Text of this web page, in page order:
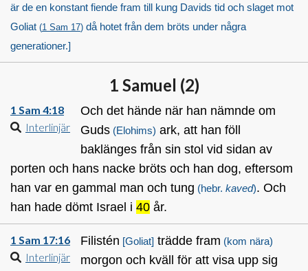
är de en konstant fiende fram till kung Davids tid och slaget mot
Goliat (1 Sam 17) då hotet från dem bröts under några
generationer.]
1 Samuel (2)
1 Sam 4:18
Interlinjär
Och det hände när han nämnde om
Guds (Elohims) ark, att han föll
baklänges från sin stol vid sidan av
porten och hans nacke bröts och han dog, eftersom
han var en gammal man och tung (hebr. kaved). Och
han hade dömt Israel i 40 år.
1 Sam 17:16
Interlinjär
Filistén [Goliat] trädde fram (kom nära)
morgon och kväll för att visa upp sig